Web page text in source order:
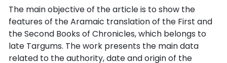
The main objective of the article is to show the
features of the Aramaic translation of the First and
the Second Books of Chronicles, which belongs to
late Targums. The work presents the main data
related to the authority, date and origin of the